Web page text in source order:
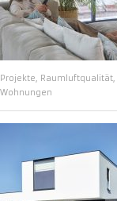
Projekte, Raumluftqualität,
Wohnungen